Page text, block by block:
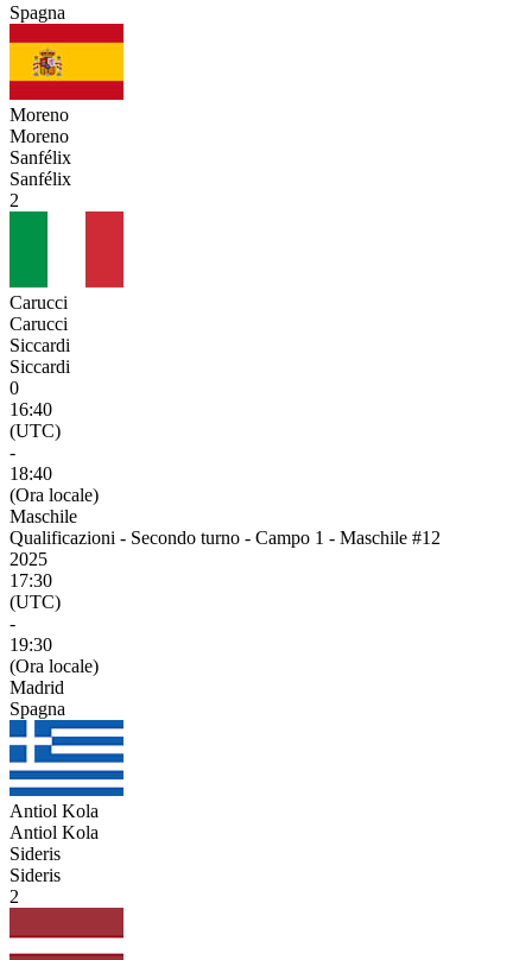
Spagna
Moreno
Moreno
Sanfélix
Sanfélix
2
Carucci
Carucci
Siccardi
Siccardi
0
16:40
(UTC)
-
18:40
(Ora locale)
Maschile
Qualificazioni - Secondo turno - Campo 1 - Maschile #12
2025
17:30
(UTC)
-
19:30
(Ora locale)
Madrid
Spagna
Antiol Kola
Antiol Kola
Sideris
Sideris
2